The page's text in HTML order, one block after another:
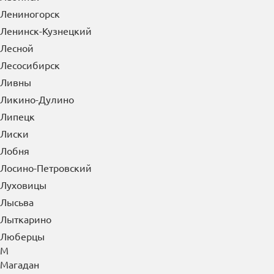
Лениногорск
Ленинск-Кузнецкий
Лесной
Лесосибирск
Ливны
Ликино-Дулино
Липецк
Лиски
Лобня
Лосино-Петровский
Луховицы
Лысьва
Лыткарино
Люберцы
М
Магадан